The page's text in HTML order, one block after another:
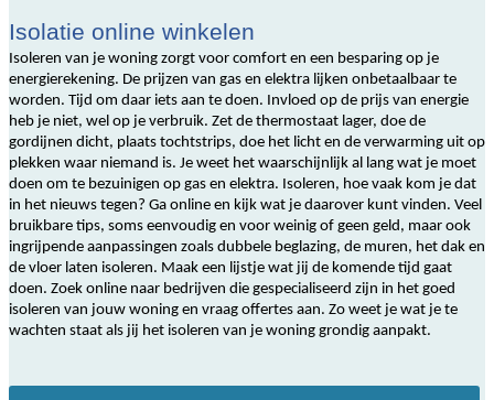
Isolatie online winkelen
Isoleren van je woning zorgt voor comfort en een besparing op je
energierekening. De prijzen van gas en elektra lijken onbetaalbaar te
worden. Tijd om daar iets aan te doen. Invloed op de prijs van energie
heb je niet, wel op je verbruik. Zet de thermostaat lager, doe de
gordijnen dicht, plaats tochtstrips, doe het licht en de verwarming uit op
plekken waar niemand is. Je weet het waarschijnlijk al lang wat je moet
doen om te bezuinigen op gas en elektra. Isoleren, hoe vaak kom je dat
in het nieuws tegen? Ga online en kijk wat je daarover kunt vinden. Veel
bruikbare tips, soms eenvoudig en voor weinig of geen geld, maar ook
ingrijpende aanpassingen zoals dubbele beglazing, de muren, het dak en
de vloer laten isoleren. Maak een lijstje wat jij de komende tijd gaat
doen. Zoek online naar bedrijven die gespecialiseerd zijn in het goed
isoleren van jouw woning en vraag offertes aan. Zo weet je wat je te
wachten staat als jij het isoleren van je woning grondig aanpakt.